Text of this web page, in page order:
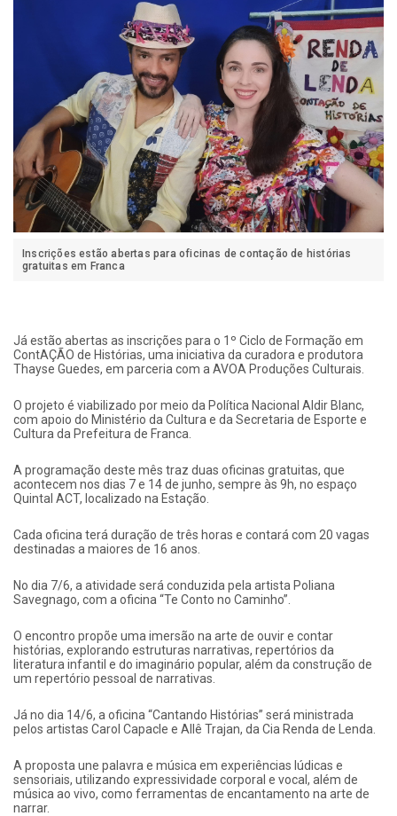
Inscrições estão abertas para oficinas de contação de histórias
gratuitas em Franca
Já estão abertas as inscrições para o 1º Ciclo de Formação em
ContAÇÃO de Histórias, uma iniciativa da curadora e produtora
Thayse Guedes, em parceria com a AVOA Produções Culturais.
O projeto é viabilizado por meio da Política Nacional Aldir Blanc,
com apoio do Ministério da Cultura e da Secretaria de Esporte e
Cultura da Prefeitura de Franca.
A programação deste mês traz duas oficinas gratuitas, que
acontecem nos dias 7 e 14 de junho, sempre às 9h, no espaço
Quintal ACT, localizado na Estação.
Cada oficina terá duração de três horas e contará com 20 vagas
destinadas a maiores de 16 anos.
No dia 7/6, a atividade será conduzida pela artista Poliana
Savegnago, com a oficina “Te Conto no Caminho”.
O encontro propõe uma imersão na arte de ouvir e contar
histórias, explorando estruturas narrativas, repertórios da
literatura infantil e do imaginário popular, além da construção de
um repertório pessoal de narrativas.
Já no dia 14/6, a oficina “Cantando Histórias” será ministrada
pelos artistas Carol Capacle e Allê Trajan, da Cia Renda de Lenda.
A proposta une palavra e música em experiências lúdicas e
sensoriais, utilizando expressividade corporal e vocal, além de
música ao vivo, como ferramentas de encantamento na arte de
narrar.